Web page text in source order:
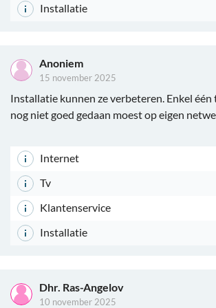
Installatie
Anoniem
15 november 2025
Installatie kunnen ze verbeteren. Enkel één
nog niet goed gedaan moest op eigen
Internet
Tv
Klantenservice
Installatie
Dhr. Ras-Angelov
10 november 2025